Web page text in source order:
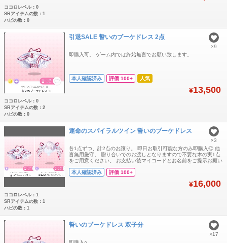
ココロレベル：0
SRアイテムの数：1
ハピの数：0
引退SALE 誓いのブーケドレス 2点
即購入可。 ゲーム内では終始無言でお願い致します。
本人確認済み 評価 100+ 人気
¥13,500
×9
ココロレベル：0
SRアイテムの数：2
ハピの数：0
運命のスパイラルツイン 誓いのブーケドレス
各1点ずつ、計2点のお譲り。 即日お取引可能な方のみ即購入◎ 他
言無用厳守。 贈り合いでのお渡しとなりますので不要な木の実1点
をご用意ください。 お支払い後マイコードとお名前をご提示お願い
へご登録ください。
本人確認済み 評価 100+
¥16,000
×3
ココロレベル：1
SRアイテムの数：1
ハピの数：1
誓いのブーケドレス 双子分
×17